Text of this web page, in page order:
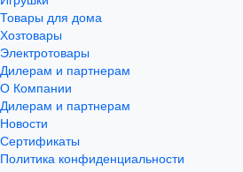
Товары для дома
Хозтовары
Электротовары
Дилерам и партнерам
О Компании
Дилерам и партнерам
Новости
Сертификаты
Политика конфиденциальности